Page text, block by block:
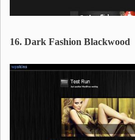
16. Dark Fashion Blackwood